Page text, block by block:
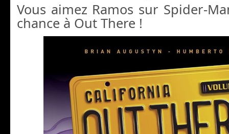
Vous aimez Ramos sur Spider-
chance à Out There !